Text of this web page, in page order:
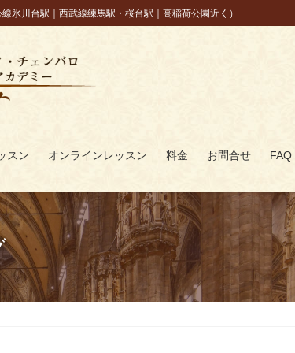
氷川台駅｜西武線練馬駅・桜台駅｜高稲荷公園近く）
スン オンラインレッスン 料金 お問合せ FAQ